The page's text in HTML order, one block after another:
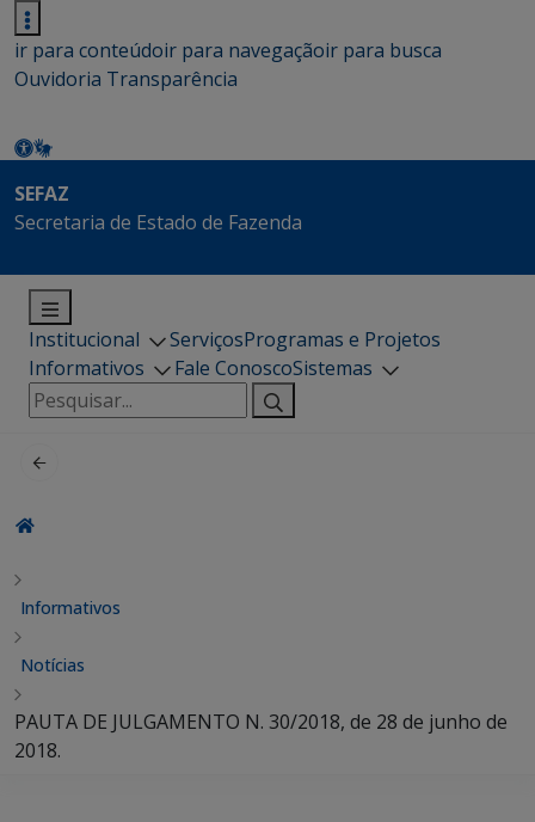
ir para conteúdoir para navegaçãoir para busca
Ouvidoria Transparência
SEFAZ
Secretaria de Estado de Fazenda
Institucional ServiçosProgramas e Projetos
Informativos
Fale ConoscoSistemas
Pesquisar
por:
Informativos
Notícias
PAUTA DE JULGAMENTO N. 30/2018, de 28 de junho de
2018.